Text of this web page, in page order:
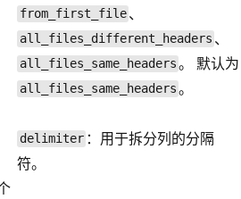
from_first_file 、
all_files_different_headers 、
all_files_same_headers 。 默认为
all_files_same_headers 。
delimiter ：用于拆分列的分隔
符。